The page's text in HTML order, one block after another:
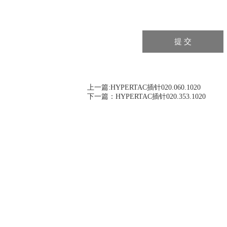
上一篇:HYPERTAC插针020.060.1020
下一篇： HYPERTAC插针020.353.1020